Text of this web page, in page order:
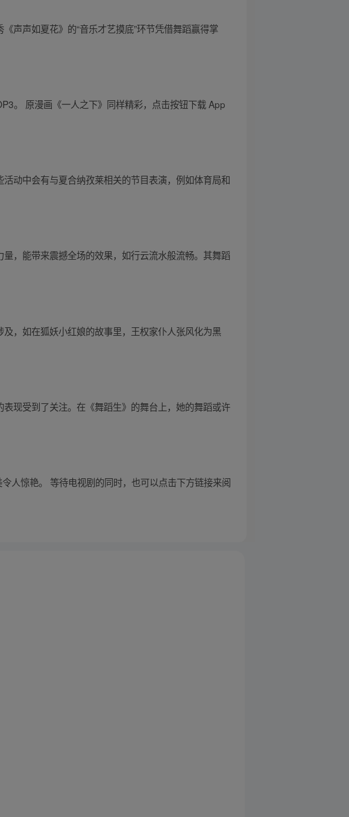
声声如夏花》的“音乐才艺摸底”环节凭借舞蹈赢得掌
。 原漫画《一人之下》同样精彩，点击按钮下载 App
动中会有与夏合纳孜莱相关的节目表演，例如体育局和
，能带来震撼全场的效果，如行云流水般流畅。其舞蹈
，如在狐妖小红娘的故事里，王权家仆人张风化为黑
现受到了关注。在《舞蹈生》的舞台上，她的舞蹈或许
人惊艳。 等待电视剧的同时，也可以点击下方链接来阅